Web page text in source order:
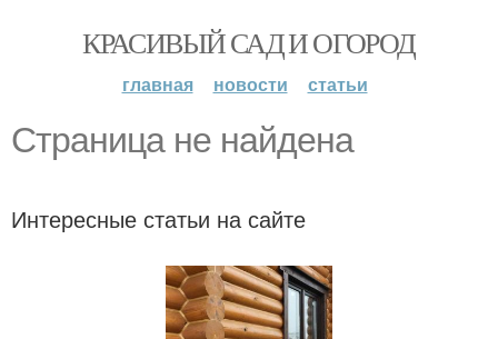
КРАСИВЫЙ САД И ОГОРОД
главная новости статьи
Страница не найдена
Интересные статьи на сайте